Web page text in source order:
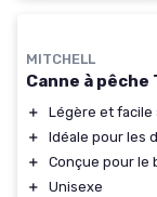
MITCHELL
Canne à pêche
＋
Légère et facile
＋
Idéale pour les
＋
Conçue pour le
＋
Unisexe